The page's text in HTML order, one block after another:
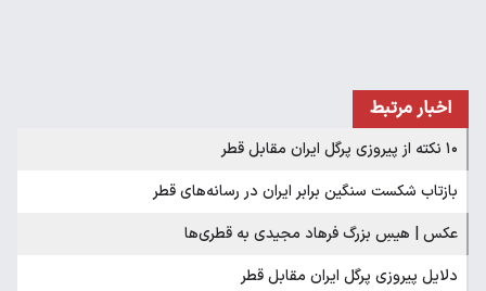
اخبار مرتبط
۱۰ نکته از پیروزی پرگل ایران مقابل قطر
بازتاب شکست سنگین برابر ایران در رسانه‌های قطر
عکس | هیسِ بزرگ فرهاد مجیدی به قطری‌ها
دلایل پیروزی پرگل ایران مقابل قطر